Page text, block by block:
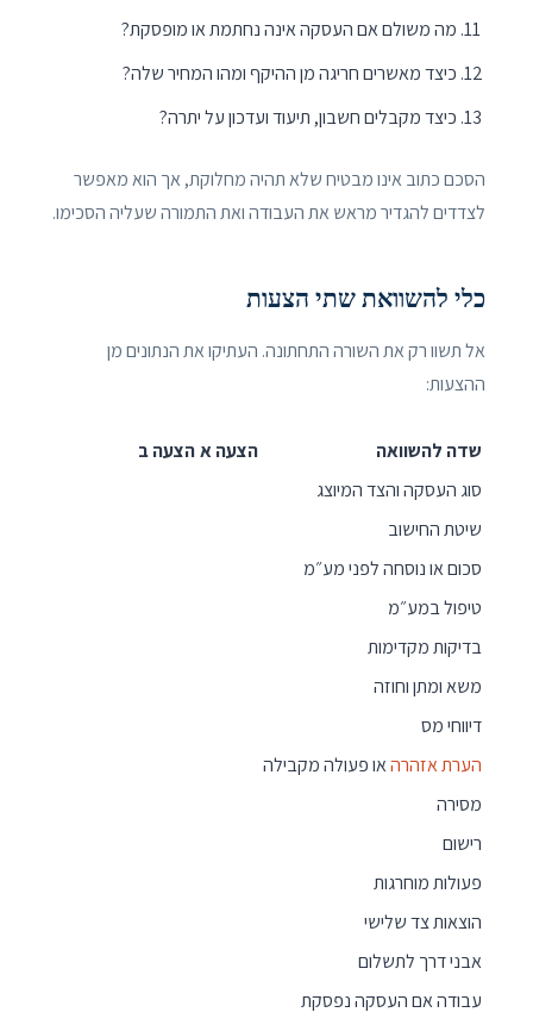
מה משולם אם העסקה אינה נחתמת או מופסקת?
כיצד מאשרים חריגה מן ההיקף ומהו המחיר שלה?
כיצד מקבלים חשבון, תיעוד ועדכון על יתרה?
הסכם כתוב אינו מבטיח שלא תהיה מחלוקת, אך הוא מאפשר
לצדדים להגדיר מראש את העבודה ואת התמורה שעליה הסכימו.
כלי להשוואת שתי הצעות
אל תשוו רק את השורה התחתונה. העתיקו את הנתונים מן
ההצעות:
שדה להשוואה הצעה אהצעה ב
סוג העסקה והצד המיוצג
שיטת החישוב
סכום או נוסחה לפני מע״מ
טיפול במע״מ
בדיקות מקדימות
משא ומתן וחוזה
דיווחי מס
הערת אזהרהאו פעולה מקבילה
מסירה
רישום
פעולות מוחרגות
הוצאות צד שלישי
אבני דרך לתשלום
עבודה אם העסקה נפסקת